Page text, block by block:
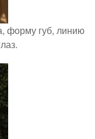
форму губ, линию